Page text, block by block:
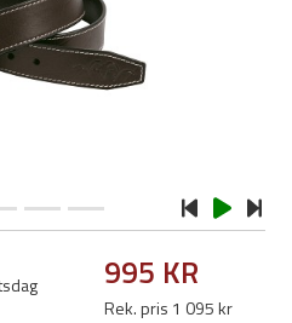
995 KR
Rek. pris 1 095 kr